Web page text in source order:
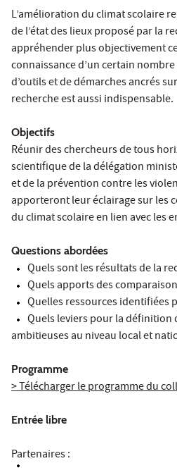
L’amélioration du climat scolaire
de l’état des lieux proposé par la
appréhender plus objectivement
connaissance d’un certain
d’outils et de démarches ancrés
recherche est aussi indispensable.
Objectifs
Réunir des chercheurs de tous
scientifique de la délégation
et de la prévention contre les
apporteront leur éclairage sur les
du climat scolaire en lien avec les
Questions abordées
Quels sont les résultats de la
Quels apports des
Quelles ressources identifiées
Quels leviers pour la
ambitieuses au niveau local et
Programme
> Télécharger le programme du
Entrée libre
Partenaires :